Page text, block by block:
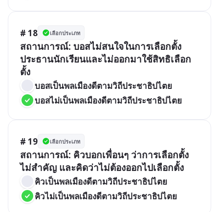
# 18 เลือกประเภท
สถานการณ์: บอสไม่สนใจในการเลือกตั้ง
ประธานนักเรียนและไม่ออกมาใช้สิทธิเลือก
ตั้ง
บอสเป็นพลเมืองดีตามวิถีประชาธิปไตย
บอสไม่เป็นพลเมืองดีตามวิถีประชาธิปไตย
# 19 เลือกประเภท
สถานการณ์: คิวบอกเพื่อนๆ ว่าการเลือกตั้ง
ไม่สำคัญ และคิดว่าไม่ต้องออกไปเลือกตั้ง
คิวเป็นพลเมืองดีตามวิถีประชาธิปไตย
คิวไม่เป็นพลเมืองดีตามวิถีประชาธิปไตย